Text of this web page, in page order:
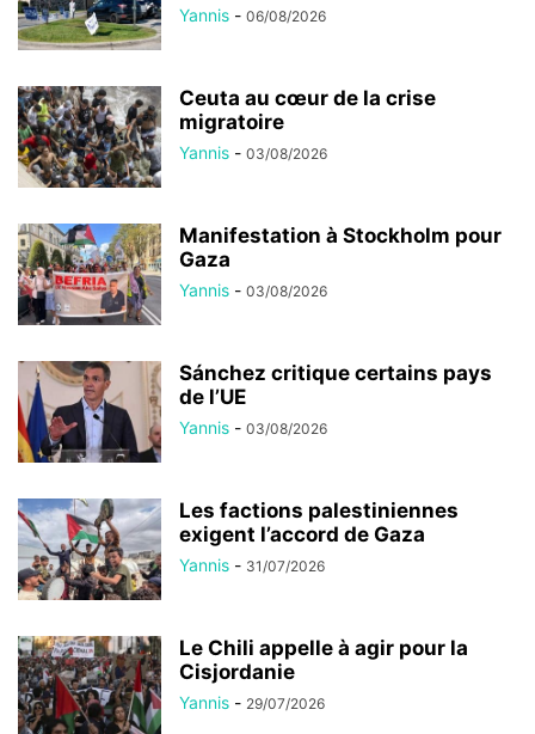
Yannis - 06/08/2026
Ceuta au cœur de la crise
migratoire
Yannis - 03/08/2026
Manifestation à Stockholm pour
Gaza
Yannis - 03/08/2026
Sánchez critique certains pays
de l’UE
Yannis - 03/08/2026
Les factions palestiniennes
exigent l’accord de Gaza
Yannis - 31/07/2026
Le Chili appelle à agir pour la
Cisjordanie
Yannis - 29/07/2026